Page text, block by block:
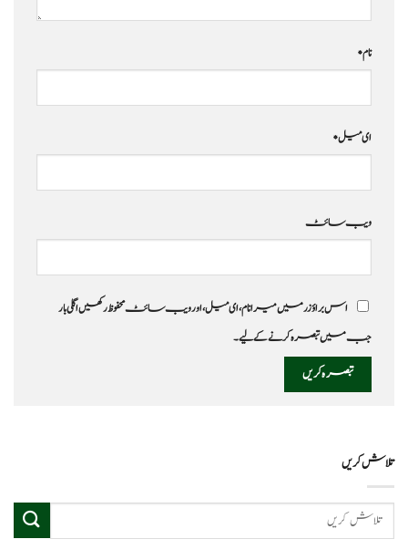
نام*
ای میل*
ویب‌ سائٹ
اس براؤزر میں میرا نام، ای میل، اور ویب سائٹ محفوظ رکھیں اگلی بار
جب میں تبصرہ کرنے کےلیے۔
تلاش کریں